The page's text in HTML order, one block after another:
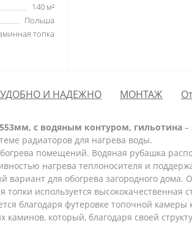
140 м²
Польша
топка
И НАДЕЖНО МОНТАЖ
553мм, с водяным контуром, гильотина –
радиаторов для нагрева воды.
помещений. Водяная рубашка
нагрева теплоносителя и
вариант для обогрева загородного
используется высококачественная
благодаря футеровке топочной
который, благодаря своей